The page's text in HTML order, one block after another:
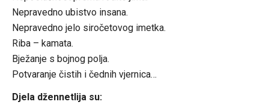
Nepravedno ubistvo insana.
Nepravedno jelo siročetovog imetka.
Riba – kamata.
Bježanje s bojnog polja.
Potvaranje čistih i čednih vjernica…
Djela džennetlija su: